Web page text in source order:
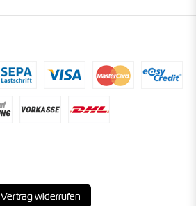
Vertrag widerrufen